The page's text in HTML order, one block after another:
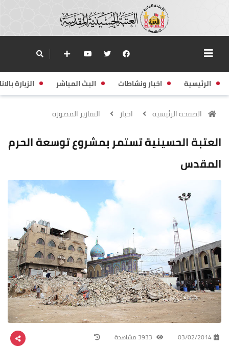
الرئيسية اخبار ونشاطات البث المباشر الزيارة
الصفحة الرئيسية اخبار التقارير المصورة
العتبة الحسينية تستمر بمشروع توسعة الحرم
المقدس
03/02/2014